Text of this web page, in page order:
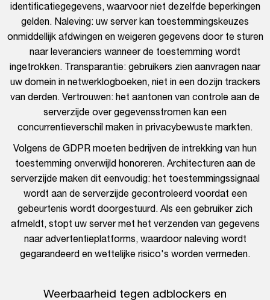
identificatiegegevens, waarvoor niet dezelfde beperkingen
gelden. Naleving: uw server kan toestemmingskeuzes
onmiddellijk afdwingen en weigeren gegevens door te sturen
naar leveranciers wanneer de toestemming wordt
ingetrokken. Transparantie: gebruikers zien aanvragen naar
uw domein in netwerklogboeken, niet in een dozijn trackers
van derden. Vertrouwen: het aantonen van controle aan de
serverzijde over gegevensstromen kan een
concurrentieverschil maken in privacybewuste markten.
Volgens de GDPR moeten bedrijven de intrekking van hun
toestemming onverwijld honoreren. Architecturen aan de
serverzijde maken dit eenvoudig: het toestemmingssignaal
wordt aan de serverzijde gecontroleerd voordat een
gebeurtenis wordt doorgestuurd. Als een gebruiker zich
afmeldt, stopt uw server met het verzenden van gegevens
naar advertentieplatforms, waardoor naleving wordt
gegarandeerd en wettelijke risico's worden vermeden.
Weerbaarheid tegen adblockers en